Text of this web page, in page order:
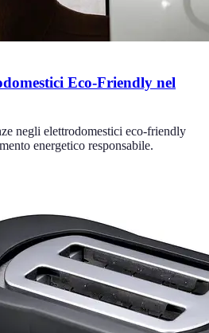
Eco-Friendly nel
negli elettrodomestici eco-friendly
energetico responsabile.